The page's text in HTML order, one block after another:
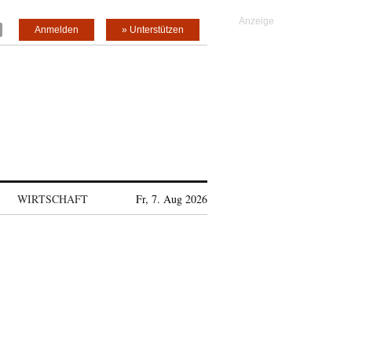
» Unterstützen
Anmelden
WIRTSCHAFT Fr, 7. Aug 2026